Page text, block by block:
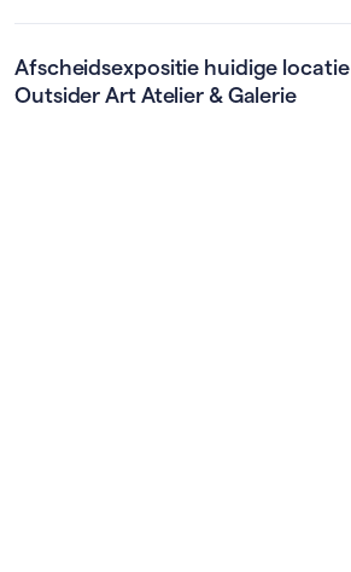
Afscheidsexpositie huidige locatie
Outsider Art Atelier & Galerie